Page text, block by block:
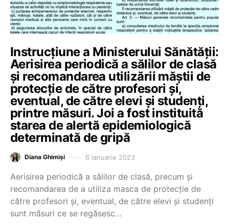
Instrucțiune a Ministerului Sănătății:
Aerisirea periodică a sălilor de clasă
și recomandarea utilizării măștii de
protecție de către profesori și,
eventual, de către elevi și studenți,
printre măsuri. Joi a fost instituită
starea de alertă epidemiologică
determinată de gripă
Diana Ghimiși 6 ianuarie 2023
Aerisirea periodică a sălilor de clasă, precum și
recomandarea de a utiliza masca de protecție de
către profesori și, eventual, de către elevi și studenți
sunt măsuri ce se regăsesc…